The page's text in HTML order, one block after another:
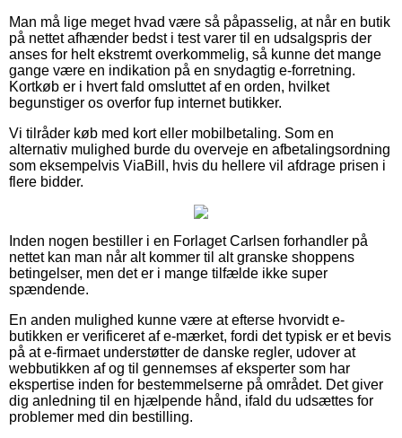
Man må lige meget hvad være så påpasselig, at når en butik
på nettet afhænder bedst i test varer til en udsalgspris der
anses for helt ekstremt overkommelig, så kunne det mange
gange være en indikation på en snydagtig e-forretning.
Kortkøb er i hvert fald omsluttet af en orden, hvilket
begunstiger os overfor fup internet butikker.
Vi tilråder køb med kort eller mobilbetaling. Som en
alternativ mulighed burde du overveje en afbetalingsordning
som eksempelvis ViaBill, hvis du hellere vil afdrage prisen i
flere bidder.
Inden nogen bestiller i en Forlaget Carlsen forhandler på
nettet kan man når alt kommer til alt granske shoppens
betingelser, men det er i mange tilfælde ikke super
spændende.
En anden mulighed kunne være at efterse hvorvidt e-
butikken er verificeret af e-mærket, fordi det typisk er et bevis
på at e-firmaet understøtter de danske regler, udover at
webbutikken af og til gennemses af eksperter som har
ekspertise inden for bestemmelserne på området. Det giver
dig anledning til en hjælpende hånd, ifald du udsættes for
problemer med din bestilling.